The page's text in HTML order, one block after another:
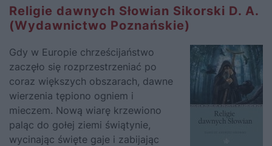
Religie dawnych Słowian Sikorski D. A.
(Wydawnictwo Poznańskie)
Gdy w Europie chrześcijaństwo
zaczęło się rozprzestrzeniać po
coraz większych obszarach, dawne
wierzenia tępiono ogniem i
mieczem. Nową wiarę krzewiono
paląc do gołej ziemi świątynie,
wycinając święte gaje i zabijając